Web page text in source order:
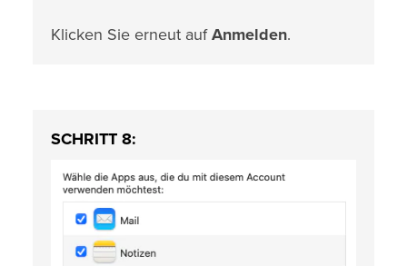
Klicken Sie erneut aufAnmelden.
SCHRITT 8: